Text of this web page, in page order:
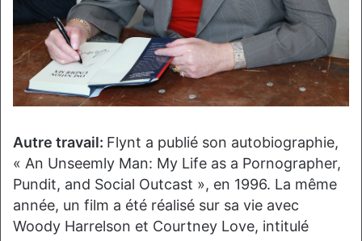
Autre travail: Flynt a publié son autobiographie,
« An Unseemly Man: My Life as a Pornographer,
Pundit, and Social Outcast », en 1996. La même
année, un film a été réalisé sur sa vie avec
Woody Harrelson et Courtney Love, intitulé